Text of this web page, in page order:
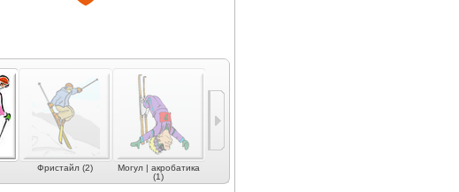
Фристайл (2)
Могул | акробатика
(1)